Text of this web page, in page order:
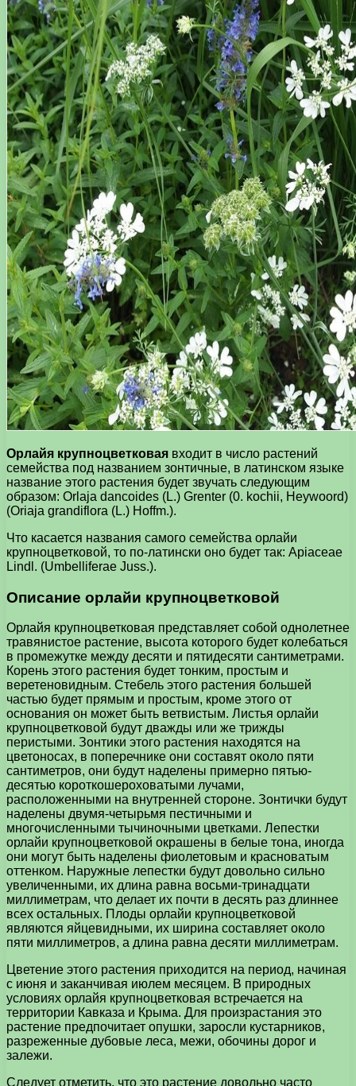
Орлайя крупноцветковая входит в число растений
семейства под названием зонтичные, в латинском языке
название этого растения будет звучать следующим
образом: Orlaja dancoides (L.) Grenter (0. kochii, Heywoord)
(Oriaja grandiflora (L.) Hoffm.).
Что касается названия самого семейства орлайи
крупноцветковой, то по-латински оно будет так: Apiaceae
Lindl. (Umbelliferae Juss.).
Описание орлайи крупноцветковой
Орлайя крупноцветковая представляет собой однолетнее
травянистое растение, высота которого будет колебаться
в промежутке между десяти и пятидесяти сантиметрами.
Корень этого растения будет тонким, простым и
веретеновидным. Стебель этого растения большей
частью будет прямым и простым, кроме этого от
основания он может быть ветвистым. Листья орлайи
крупноцветковой будут дважды или же трижды
перистыми. Зонтики этого растения находятся на
цветоносах, в поперечнике они составят около пяти
сантиметров, они будут наделены примерно пятью-
десятью короткошероховатыми лучами,
расположенными на внутренней стороне. Зонтички будут
наделены двумя-четырьмя пестичными и
многочисленными тычиночными цветками. Лепестки
орлайи крупноцветковой окрашены в белые тона, иногда
они могут быть наделены фиолетовым и красноватым
оттенком. Наружные лепестки будут довольно сильно
увеличенными, их длина равна восьми-тринадцати
миллиметрам, что делает их почти в десять раз длиннее
всех остальных. Плоды орлайи крупноцветковой
являются яйцевидными, их ширина составляет около
пяти миллиметров, а длина равна десяти миллиметрам.
Цветение этого растения приходится на период, начиная
с июня и заканчивая июлем месяцем. В природных
условиях орлайя крупноцветковая встречается на
территории Кавказа и Крыма. Для произрастания это
растение предпочитает опушки, заросли кустарников,
разреженные дубовые леса, межи, обочины дорог и
залежи.
Следует отметить, что это растение довольно часто